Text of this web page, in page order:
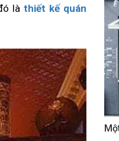
là thiết kế quán